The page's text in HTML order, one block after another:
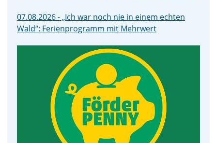
07.08.2026 - „Ich war noch nie in einem echten
Wald“: Ferienprogramm mit Mehrwert